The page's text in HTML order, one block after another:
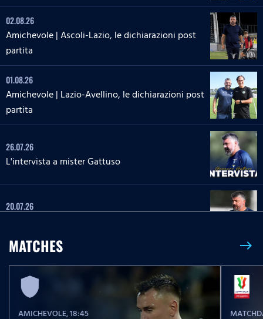
02.08.26
Amichevole | Ascoli-Lazio, le dichiarazioni post
partita
01.08.26
Amichevole | Lazio-Avellino, le dichiarazioni post
partita
26.07.26
L'intervista a mister Gattuso
20.07.26
23.05.26
Serie A Enilive | Lazio-Pisa, le parole post partita
MATCHES east
AMICHEVOLE, 18:45